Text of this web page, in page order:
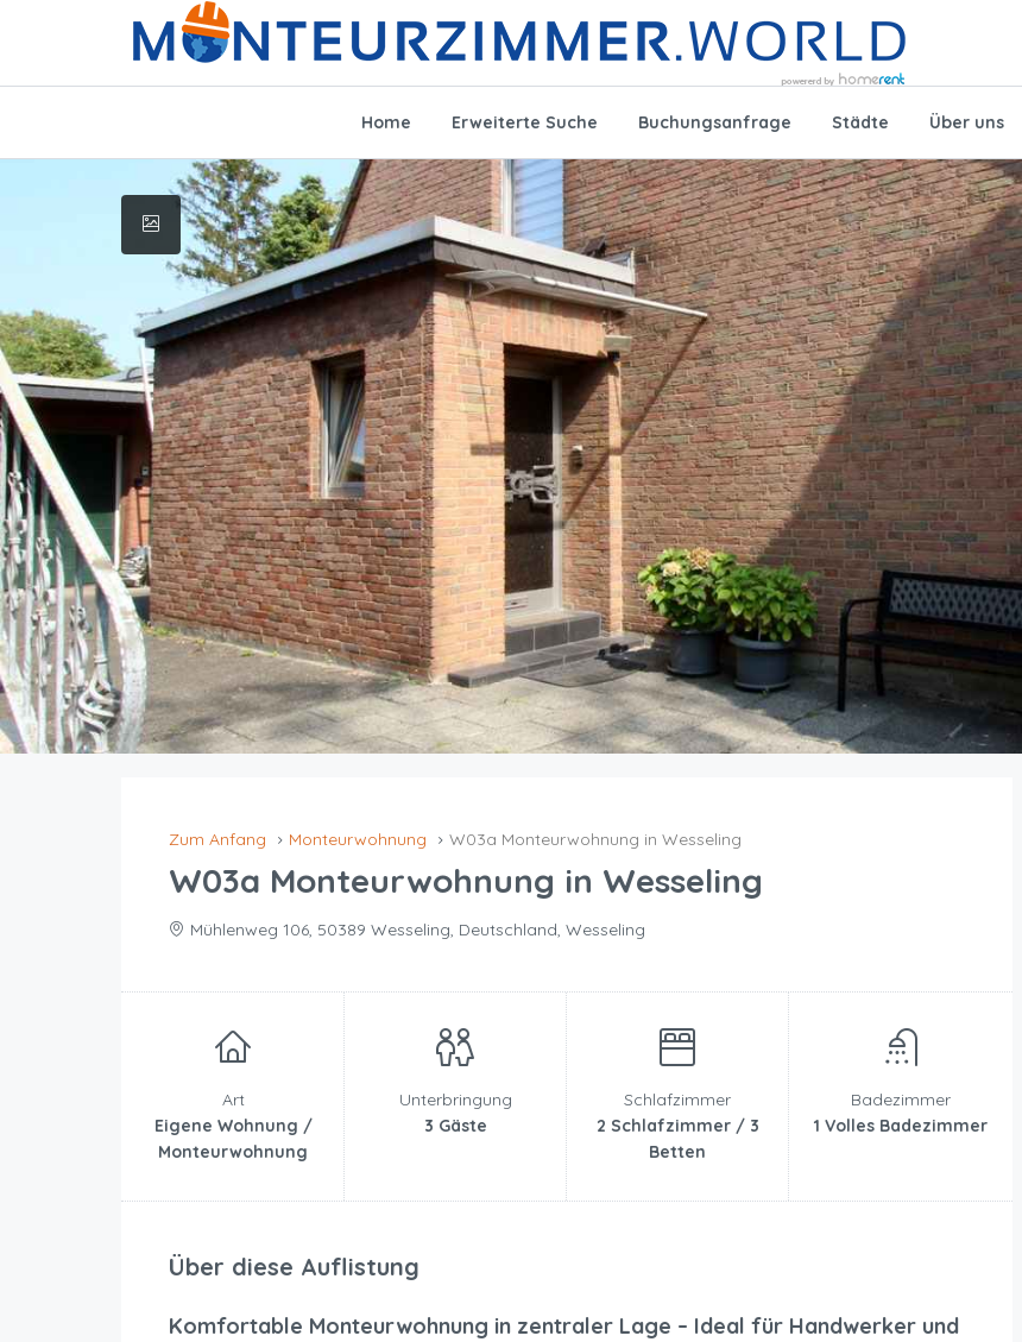
Home Erweiterte Suche Buchungsanfrage Städte Über uns
Zum Anfang Monteurwohnung W03a Monteurwohnung in Wesseling
W03a Monteurwohnung in Wesseling
Mühlenweg 106, 50389 Wesseling, Deutschland, Wesseling
Art
Eigene Wohnung /
Monteurwohnung
Unterbringung
3 Gäste
Schlafzimmer
2 Schlafzimmer / 3
Betten
Badezimmer
1 Volles Badezimmer
Über diese Auflistung
Komfortable Monteurwohnung in zentraler Lage – Ideal für Handwerker und